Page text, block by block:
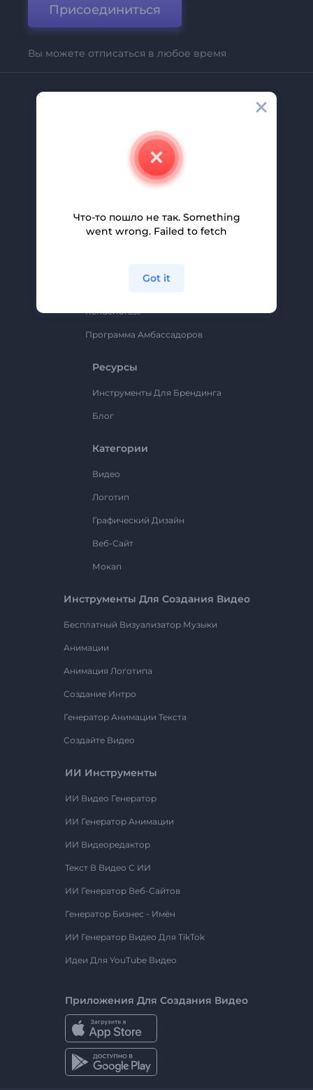
Присоединиться
Вы можете отписаться в любое время
Свяжитесь С Нами
Партнерская Программа
Renderforest
Программа Амбассадоров
Ресурсы
Инструменты Для Брендинга
Блог
Категории
Видео
Логотип
Графический Дизайн
Веб-Сайт
Мокап
Инструменты Для Создания Видео
Бесплатный Визуализатор Музыки
Анимации
Анимация Логотипа
Создание Интро
Генератор Анимации Текста
Создайте Видео
ИИ Инструменты
ИИ Видео Генератор
ИИ Генератор Анимации
ИИ Видеоредактор
Текст В Видео С ИИ
ИИ Генератор Веб-Сайтов
Генератор Бизнес - Имён
ИИ Генератор Видео Для TikTok
Идеи Для YouTube Видео
Приложения Для Создания Видео
Что-то пошло не так. Something
went wrong. Failed to fetch
Got it